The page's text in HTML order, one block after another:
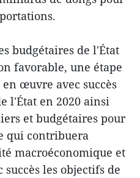
budgétaires de l'État
favorable, une étape
œuvre avec succès
l'État en 2020 ainsi
et budgétaires pour
qui contribuera
macroéconomique et
les objectifs de